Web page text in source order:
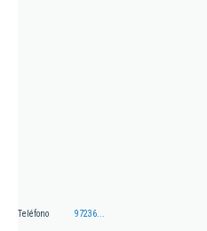
Teléfono 97236...